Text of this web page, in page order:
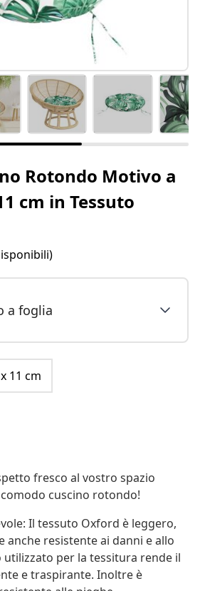
Rotondo Motivo a
cm in Tessuto
a foglia
11 cm
fresco al vostro spazio
cuscino rotondo!
Il tessuto Oxford è leggero,
anche resistente ai danni e allo
per la tessitura rende il
e traspirante. Inoltre è